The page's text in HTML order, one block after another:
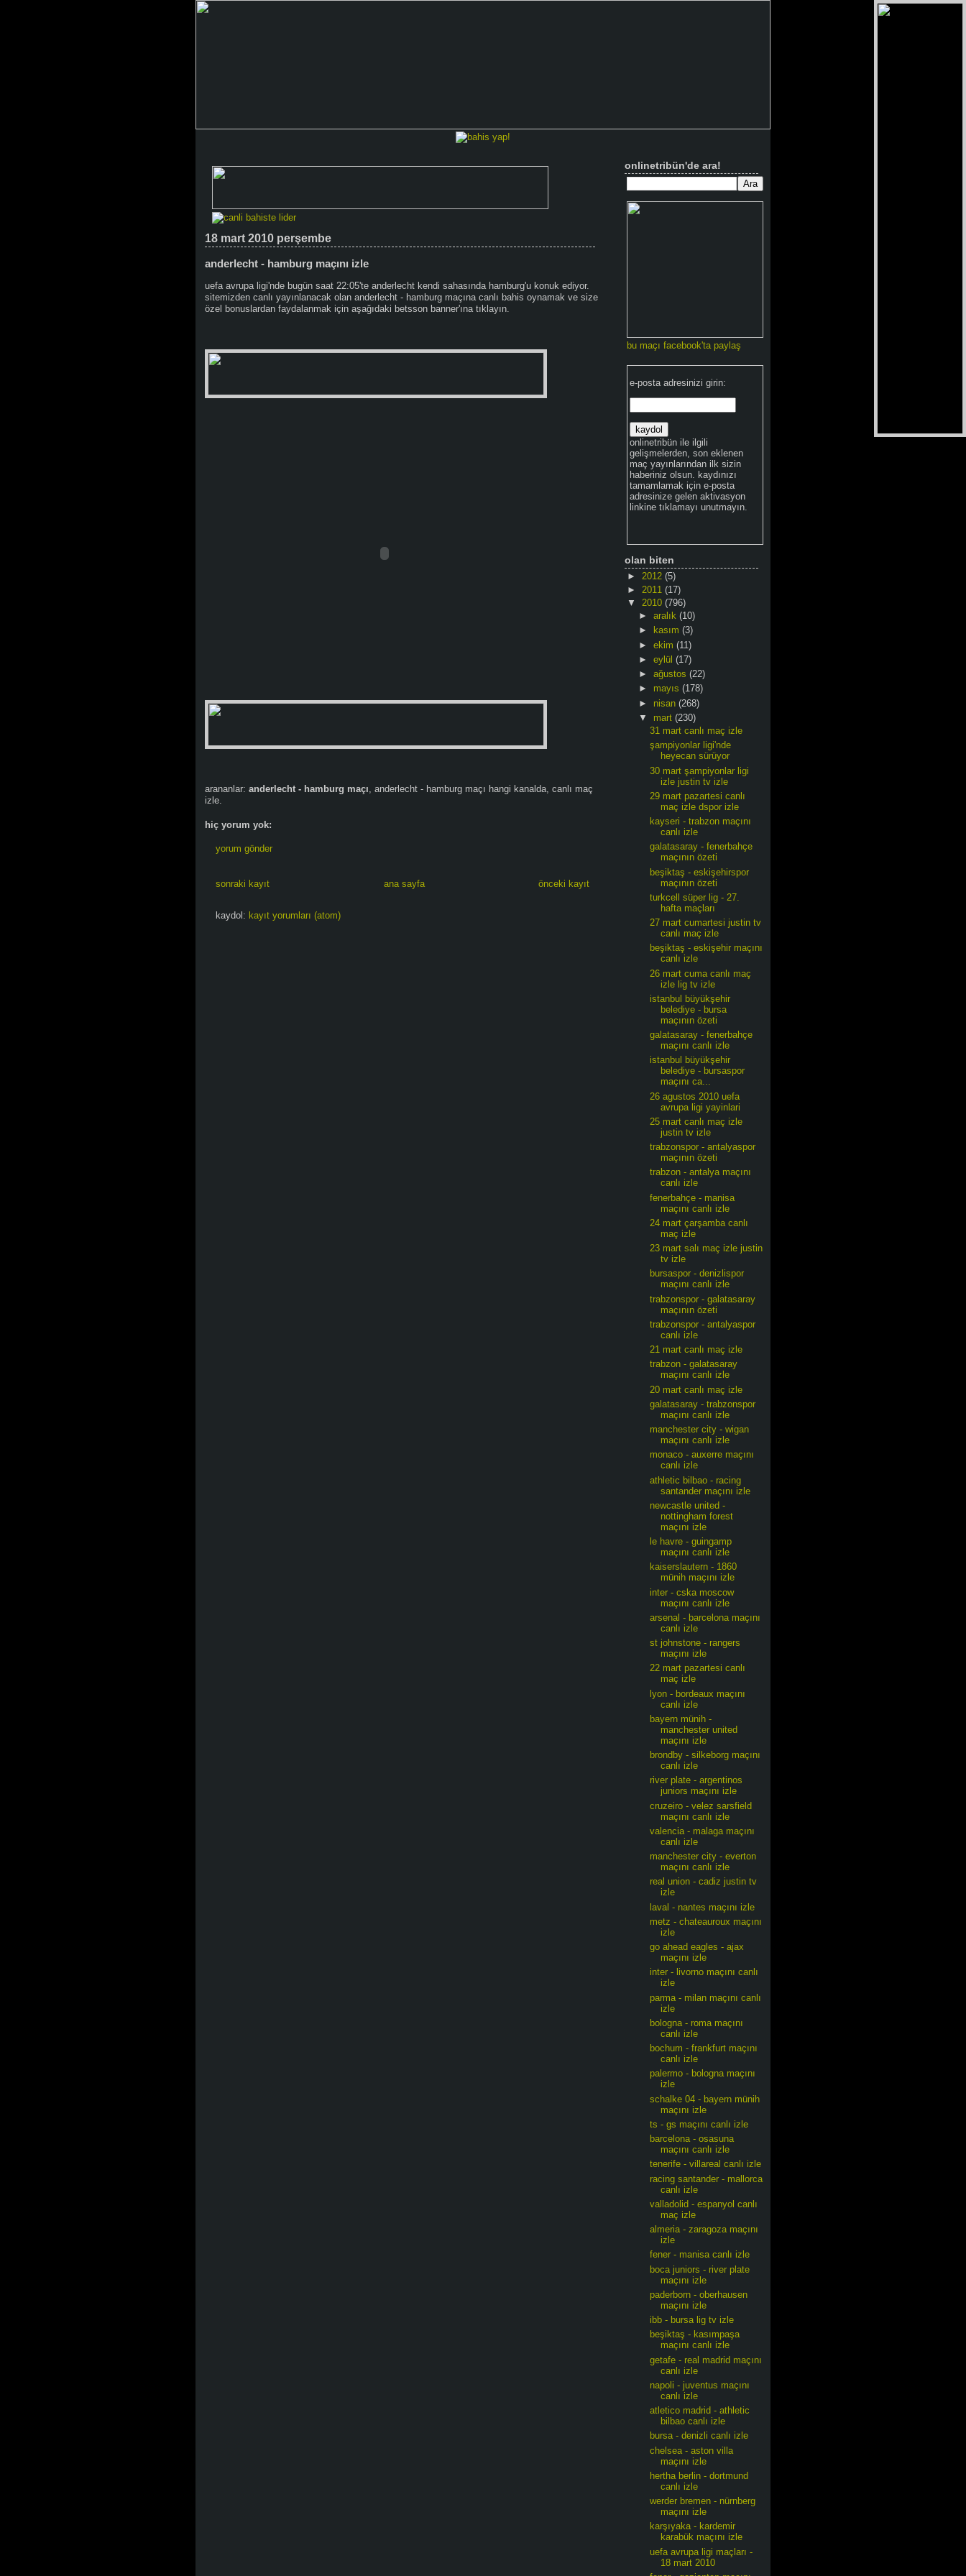
18 mart 2010 perşembe
anderlecht - hamburg maçını izle
uefa avrupa ligi'nde bugün saat 22:05'te anderlecht kendi sahasında hamburg'u konuk ediyor.
sitemizden canlı yayınlanacak olan anderlecht - hamburg maçına canlı bahis oynamak ve size
özel bonuslardan faydalanmak için aşağıdaki betsson banner'ına tıklayın.
arananlar: anderlecht - hamburg maçı, anderlecht - hamburg maçı hangi kanalda, canlı maç
izle.
hiç yorum yok:
yorum gönder
sonraki kayıt önceki kayıt
ana sayfa
kaydol: kayıt yorumları (atom)
onlinetribün'de ara!
bu maçı facebook'ta paylaş
e-posta adresinizi girin:
onlinetribün ile ilgili
gelişmelerden, son eklenen
maç yayınlarından ilk sizin
haberiniz olsun. kaydınızı
tamamlamak için e-posta
adresinize gelen aktivasyon
linkine tıklamayı unutmayın.
olan biten
► 2012 (5)
► 2011 (17)
▼ 2010 (796)
► aralık (10)
►
kasım (3)
► ekim (11)
► eylül (17)
► ağustos (22)
► mayıs (178)
► nisan (268)
▼ mart (230)
31 mart canlı maç izle
şampiyonlar ligi'nde
heyecan sürüyor
30 mart şampiyonlar ligi
izle justin tv izle
29 mart pazartesi canlı
maç izle dspor izle
kayseri - trabzon maçını
canlı izle
galatasaray - fenerbahçe
maçının özeti
beşiktaş - eskişehirspor
maçının özeti
turkcell süper lig - 27.
hafta maçları
27 mart cumartesi justin tv
canlı maç izle
beşiktaş - eskişehir maçını
canlı izle
26 mart cuma canlı maç
izle lig tv izle
istanbul büyükşehir
belediye - bursa
maçının özeti
galatasaray - fenerbahçe
maçını canlı izle
istanbul büyükşehir
belediye - bursaspor
maçını ca...
26 agustos 2010 uefa
avrupa ligi yayinlari
25 mart canlı maç izle
justin tv izle
trabzonspor - antalyaspor
maçının özeti
trabzon - antalya maçını
canlı izle
fenerbahçe - manisa
maçını canlı izle
24 mart çarşamba canlı
maç izle
23 mart salı maç izle justin
tv izle
bursaspor - denizlispor
maçını canlı izle
trabzonspor - galatasaray
maçının özeti
trabzonspor - antalyaspor
canlı izle
21 mart canlı maç izle
trabzon - galatasaray
maçını canlı izle
20 mart canlı maç izle
galatasaray - trabzonspor
maçını canlı izle
manchester city - wigan
maçını canlı izle
monaco - auxerre maçını
canlı izle
athletic bilbao - racing
santander maçını izle
newcastle united -
nottingham forest
maçını izle
le havre - guingamp
maçını canlı izle
kaiserslautern - 1860
münih maçını izle
inter - cska moscow
maçını canlı izle
arsenal - barcelona maçını
canlı izle
st johnstone - rangers
maçını izle
22 mart pazartesi canlı
maç izle
lyon - bordeaux maçını
canlı izle
bayern münih -
manchester united
maçını izle
brondby - silkeborg maçını
canlı izle
river plate - argentinos
juniors maçını izle
cruzeiro - velez sarsfield
maçını canlı izle
valencia - malaga maçını
canlı izle
manchester city - everton
maçını canlı izle
real union - cadiz justin tv
izle
laval - nantes maçını izle
metz - chateauroux maçını
izle
go ahead eagles - ajax
maçını izle
inter - livorno maçını canlı
izle
parma - milan maçını canlı
izle
bologna - roma maçını
canlı izle
bochum - frankfurt maçını
canlı izle
palermo - bologna maçını
izle
schalke 04 - bayern münih
maçını izle
ts - gs maçını canlı izle
barcelona - osasuna
maçını canlı izle
tenerife - villareal canlı izle
racing santander - mallorca
canlı izle
valladolid - espanyol canlı
maç izle
almeria - zaragoza maçını
izle
fener - manisa canlı izle
boca juniors - river plate
maçını izle
paderborn - oberhausen
maçını izle
ibb - bursa lig tv izle
beşiktaş - kasımpaşa
maçını canlı izle
getafe - real madrid maçını
canlı izle
napoli - juventus maçını
canlı izle
atletico madrid - athletic
bilbao canlı izle
bursa - denizli canlı izle
chelsea - aston villa
maçını izle
hertha berlin - dortmund
canlı izle
werder bremen - nürnberg
maçını izle
karşıyaka - kardemir
karabük maçını izle
uefa avrupa ligi maçları -
18 mart 2010